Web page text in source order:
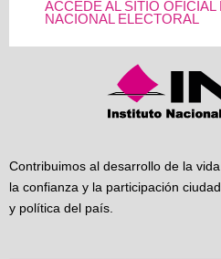
ACCEDE AL SITIO OFICIAL
NACIONAL ELECTORAL
Contribuimos al desarrollo de la
la confianza y la participación
y política del país.